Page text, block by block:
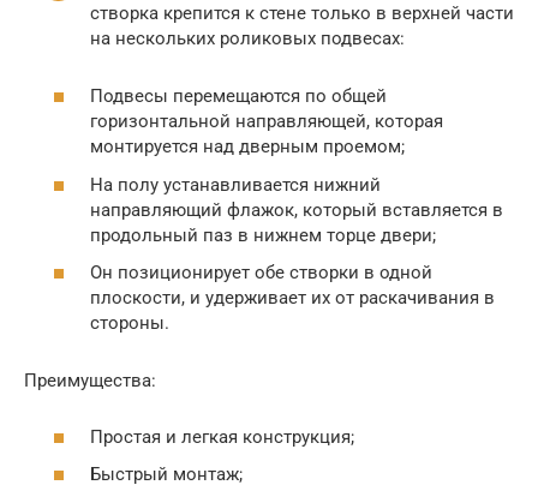
створка крепится к стене только в верхней части
на нескольких роликовых подвесах:
Подвесы перемещаются по общей
горизонтальной направляющей, которая
монтируется над дверным проемом;
На полу устанавливается нижний
направляющий флажок, который вставляется в
продольный паз в нижнем торце двери;
Он позиционирует обе створки в одной
плоскости, и удерживает их от раскачивания в
стороны.
Преимущества:
Простая и легкая конструкция;
Быстрый монтаж;